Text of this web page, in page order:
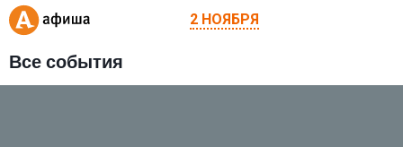
2 НОЯБРЯ
Все события